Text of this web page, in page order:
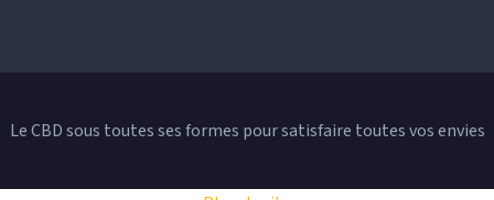
Le CBD sous toutes ses formes pour satisfaire toutes vos envies